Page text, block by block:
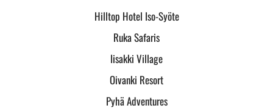
Hilltop Hotel Iso-Syöte
Ruka Safaris
Iisakki Village
Oivanki Resort
Pyhä Adventures